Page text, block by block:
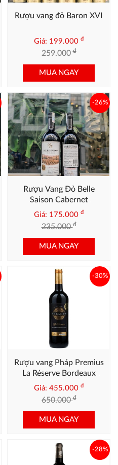
Rượu vang đỏ Baron XVI
Giá: 199.000 đ
259.000đ
MUA NGAY
Rượu Vang Đỏ Belle
Saison Cabernet
Sauvignon
Giá: 175.000 đ
235.000đ
-26%
MUA NGAY
Rượu vang Pháp Premius
La Réserve Bordeaux
Supérieur 2019
Giá: 455.000 đ
650.000đ
-30%
MUA NGAY
-28%